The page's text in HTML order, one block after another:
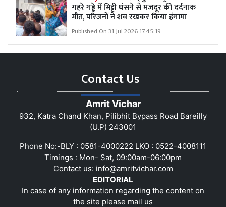
गहरे गड्ढे में मिट्टी धंसने से मजदूर की दर्दनाक
मौत, परिजनों ने शव रखकर किया हंगामा
Published On 31 Jul 2026 17:45:19
Contact Us
Amrit Vichar
932, Katra Chand Khan, Pilibhit Bypass Road Bareilly
(U.P) 243001
Phone No:-BLY : 0581-4000222 LKO : 0522-4008111
Timings : Mon- Sat, 09:00am-06:00pm
Contact us: info@amritvichar.com
EDITORIAL
In case of any information regarding the content on
the site please mail us